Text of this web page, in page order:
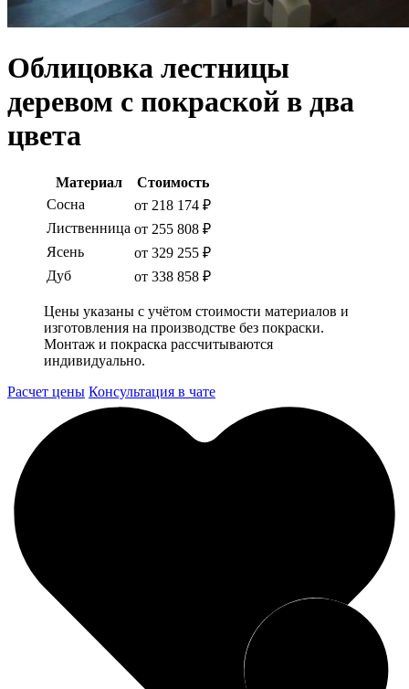
Облицовка лестницы
деревом с покраской в два
цвета
Материал
Стоимость
Сосна
от 218 174 ₽
Лиственница от 255 808 ₽
Ясень
от 329 255 ₽
Дуб
от 338 858 ₽
Цены указаны с учётом стоимости материалов и
изготовления на производстве без покраски.
Монтаж и покраска рассчитываются
индивидуально.
Расчет цены Консультация в чате